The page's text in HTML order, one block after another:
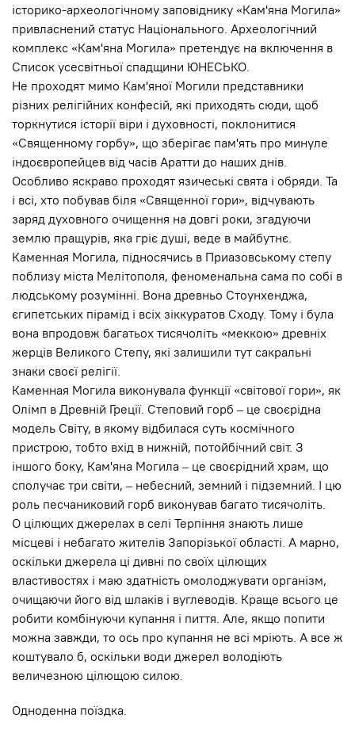
історико-археологічному заповіднику «Кам'яна Могила»
привласнений статус Національного. Археологічний
комплекс «Кам'яна Могила» претендує на включення в
Список усесвітньої спадщини ЮНЕСЬКО.
Не проходят мимо Кам'яної Могили представники
різних релігійних конфесій, які приходять сюди, щоб
торкнутися історії віри і духовності, поклонитися
«Священному горбу», що зберігає пам'ять про минуле
індоєвропейцев від часів Аратти до наших днів.
Особливо яскраво проходят язичеські свята і обряди. Та
і всі, хто побував біля «Священної гори», відчувають
заряд духовного очищення на довгі роки, згадуючи
землю пращурів, яка гріє душі, веде в майбутнє.
Каменная Могила, підносячись в Приазовському степу
поблизу міста Мелітополя, феноменальна сама по собі в
людському розумінні. Вона древньо Стоунхенджа,
єгипетських пірамід і всіх зіккуратов Сходу. Тому і була
вона впродовж багатьох тисячоліть «меккою» древніх
жерців Великого Степу, які залишили тут сакральні
знаки своєї релігії.
Каменная Могила виконувала функції «світової гори», як
Олімп в Древній Греції. Степовий горб – це своєрідна
модель Світу, в якому відбилася суть космічного
пристрою, тобто вхід в нижній, потойбічний світ. З
іншого боку, Кам'яна Могила – це своєрідний храм, що
сполучає три світи, – небесний, земний і підземний. І цю
роль песчаниковий горб виконував багато тисячоліть.
О цілющих джерелах в селі Терпіння знають лише
місцеві і небагато жителів Запорізької області. А марно,
оскільки джерела ці дивні по своїх цілющих
властивостях і маю здатність омолоджувати організм,
очищаючи його від шлаків і вуглеводів. Краще всього це
робити комбінуючи купання і пиття. Але, якщо попити
можна завжди, то ось про купання не всі мріють. А все ж
коштувало б, оскільки води джерел володіють
величезною цілющою силою.
Одноденна поїздка.